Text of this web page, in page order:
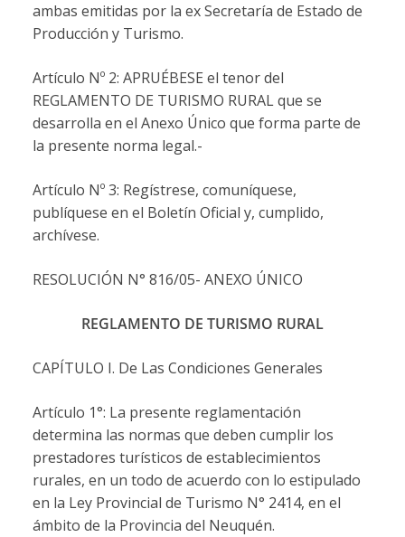
ambas emitidas por la ex Secretaría de Estado de
Producción y Turismo.
Artículo Nº 2: APRUÉBESE el tenor del
REGLAMENTO DE TURISMO RURAL que se
desarrolla en el Anexo Único que forma parte de
la presente norma legal.-
Artículo Nº 3: Regístrese, comuníquese,
publíquese en el Boletín Oficial y, cumplido,
archívese.
RESOLUCIÓN N° 816/05- ANEXO ÚNICO
REGLAMENTO DE TURISMO RURAL
CAPÍTULO I. De Las Condiciones Generales
Artículo 1°: La presente reglamentación
determina las normas que deben cumplir los
prestadores turísticos de establecimientos
rurales, en un todo de acuerdo con lo estipulado
en la Ley Provincial de Turismo N° 2414, en el
ámbito de la Provincia del Neuquén.